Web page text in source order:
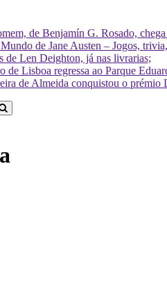
de Benjamín G. Rosado,
de Jane Austen – Jogos,
de Len Deighton, já nas livrarias;
de Lisboa regressa ao Parque
de Almeida conquistou o